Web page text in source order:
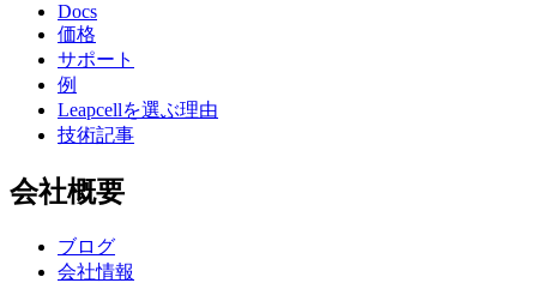
Docs
価格
サポート
例
Leapcellを選ぶ理由
技術記事
会社概要
ブログ
会社情報